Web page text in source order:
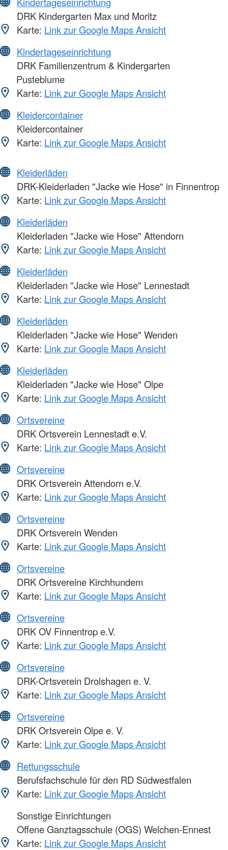
DRK Kindergarten Max und Moritz
Karte: Link zur Google Maps Ansicht
Kindertageseinrichtung
DRK Familienzentrum & Kindergarten
Pusteblume
Karte: Link zur Google Maps Ansicht
Kleidercontainer
Kleidercontainer
Karte: Link zur Google Maps Ansicht
Kleiderläden
DRK-Kleiderladen "Jacke wie Hose" in Finnentrop
Karte: Link zur Google Maps Ansicht
Kleiderläden
Kleiderladen "Jacke wie Hose" Attendorn
Karte: Link zur Google Maps Ansicht
Kleiderläden
Kleiderladen "Jacke wie Hose" Lennestadt
Karte: Link zur Google Maps Ansicht
Kleiderläden
Kleiderladen "Jacke wie Hose" Wenden
Karte: Link zur Google Maps Ansicht
Kleiderläden
Kleiderladen "Jacke wie Hose" Olpe
Karte: Link zur Google Maps Ansicht
Ortsvereine
DRK Ortsverein Lennestadt e.V.
Karte: Link zur Google Maps Ansicht
Ortsvereine
DRK Ortsverein Attendorn e.V.
Karte: Link zur Google Maps Ansicht
Ortsvereine
DRK Ortsverein Wenden
Karte: Link zur Google Maps Ansicht
Ortsvereine
DRK Ortsvereine Kirchhundem
Karte: Link zur Google Maps Ansicht
Ortsvereine
DRK OV Finnentrop e.V.
Karte: Link zur Google Maps Ansicht
Ortsvereine
DRK-Ortsverein Drolshagen e. V.
Karte: Link zur Google Maps Ansicht
Ortsvereine
DRK Ortsverein Olpe e. V.
Karte: Link zur Google Maps Ansicht
Rettungsschule
Berufsfachschule für den RD Südwestfalen
Karte: Link zur Google Maps Ansicht
Sonstige Einrichtungen
Offene Ganztagsschule (OGS) Welchen-Ennest
Karte: Link zur Google Maps Ansicht